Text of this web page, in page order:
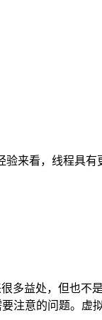
来看，线程具有
多益处，但也不
注意的问题。虚